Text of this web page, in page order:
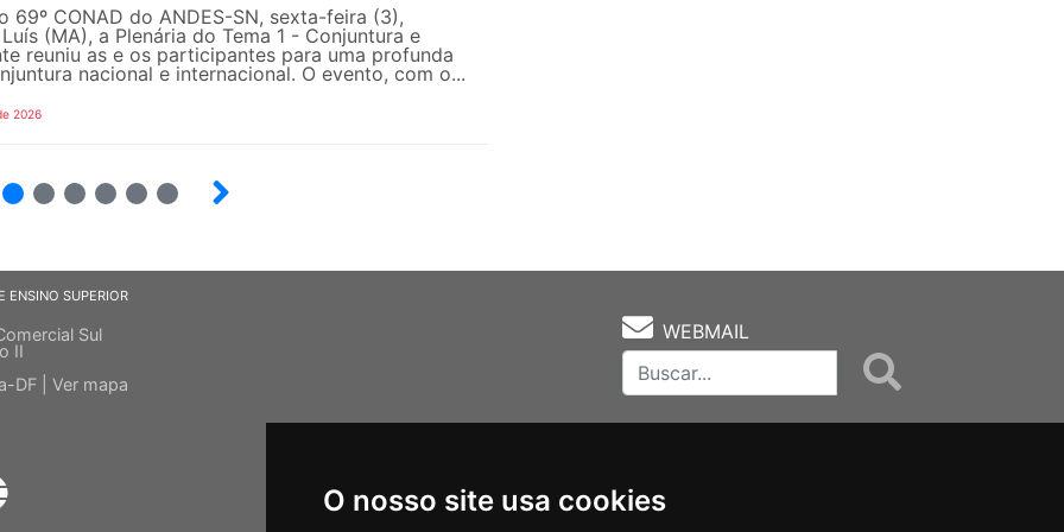
O nosso site usa cookies
69º CONAD do ANDES-SN, sexta-feira (3),
(MA), a Plenária do Tema 1 - Conjuntura e
reuniu as e os participantes para uma profunda
nacional e internacional. O evento, com o...
2026
ENSINO SUPERIOR
Sul
II
DF | Ver mapa
WEBMAIL